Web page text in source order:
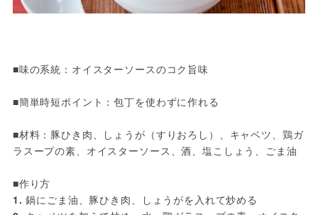
■味の系統：オイスターソースのコク旨味
■簡単時短ポイント：包丁を使わずに作れる
■材料：豚ひき肉、しょうが（すりおろし）、キャベツ、鶏ガ
ラスープの素、オイスターソース、酒、塩こしょう、ごま油
■作り方
1. 鍋にごま油、豚ひき肉、しょうがを入れて炒める